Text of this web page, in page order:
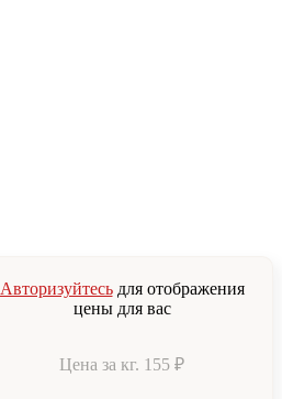
Авторизуйтесьдля отображения
цены для вас
Цена за кг. 155 ₽